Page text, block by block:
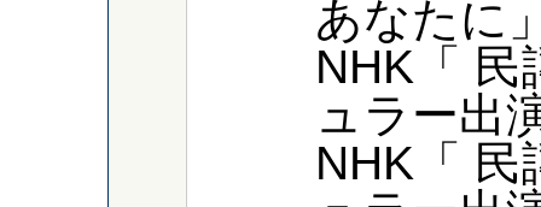
あなたに
NHK「 民
ュラー出
NHK「